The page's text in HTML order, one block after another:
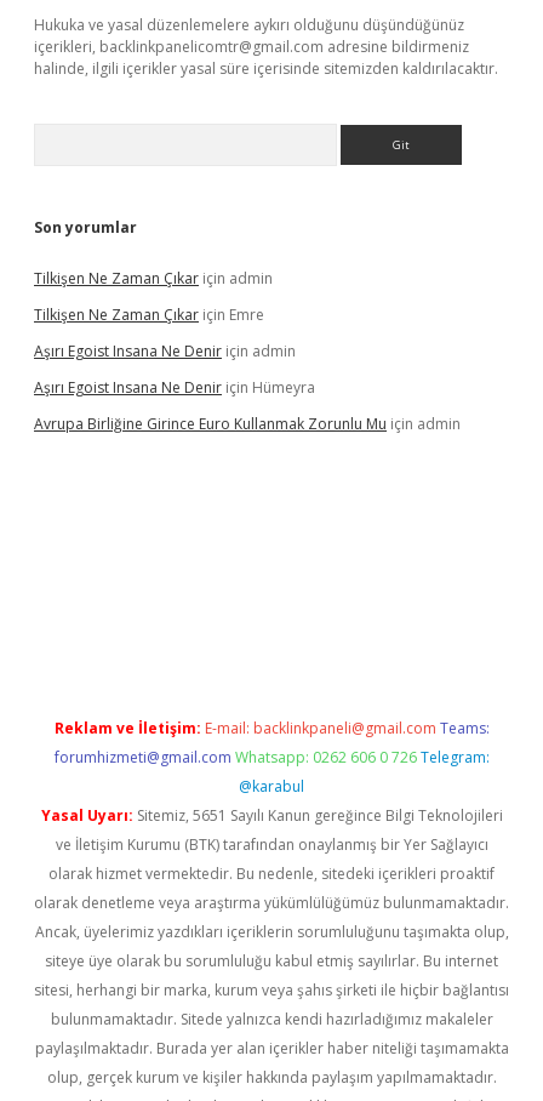
Hukuka ve yasal düzenlemelere aykırı olduğunu düşündüğünüz
içerikleri, backlinkpanelicomtr@gmail.com adresine bildirmeniz
halinde, ilgili içerikler yasal süre içerisinde sitemizden kaldırılacaktır.
Son yorumlar
Tilkişen Ne Zaman Çıkar için admin
Tilkişen Ne Zaman Çıkar için Emre
Aşırı Egoist Insana Ne Denir için admin
Aşırı Egoist Insana Ne Denir için Hümeyra
Avrupa Birliğine Girince Euro Kullanmak Zorunlu Mu için admin
Reklam ve İletişim: E-mail: backlinkpaneli@gmail.com Teams:
forumhizmeti@gmail.com Whatsapp: 0262 606 0 726 Telegram:
@karabul
Yasal Uyarı: Sitemiz, 5651 Sayılı Kanun gereğince Bilgi Teknolojileri
ve İletişim Kurumu (BTK) tarafından onaylanmış bir Yer Sağlayıcı
olarak hizmet vermektedir. Bu nedenle, sitedeki içerikleri proaktif
olarak denetleme veya araştırma yükümlülüğümüz bulunmamaktadır.
Ancak, üyelerimiz yazdıkları içeriklerin sorumluluğunu taşımakta olup,
siteye üye olarak bu sorumluluğu kabul etmiş sayılırlar. Bu internet
sitesi, herhangi bir marka, kurum veya şahıs şirketi ile hiçbir bağlantısı
bulunmamaktadır. Sitede yalnızca kendi hazırladığımız makaleler
paylaşılmaktadır. Burada yer alan içerikler haber niteliği taşımamakta
olup, gerçek kurum ve kişiler hakkında paylaşım yapılmamaktadır.